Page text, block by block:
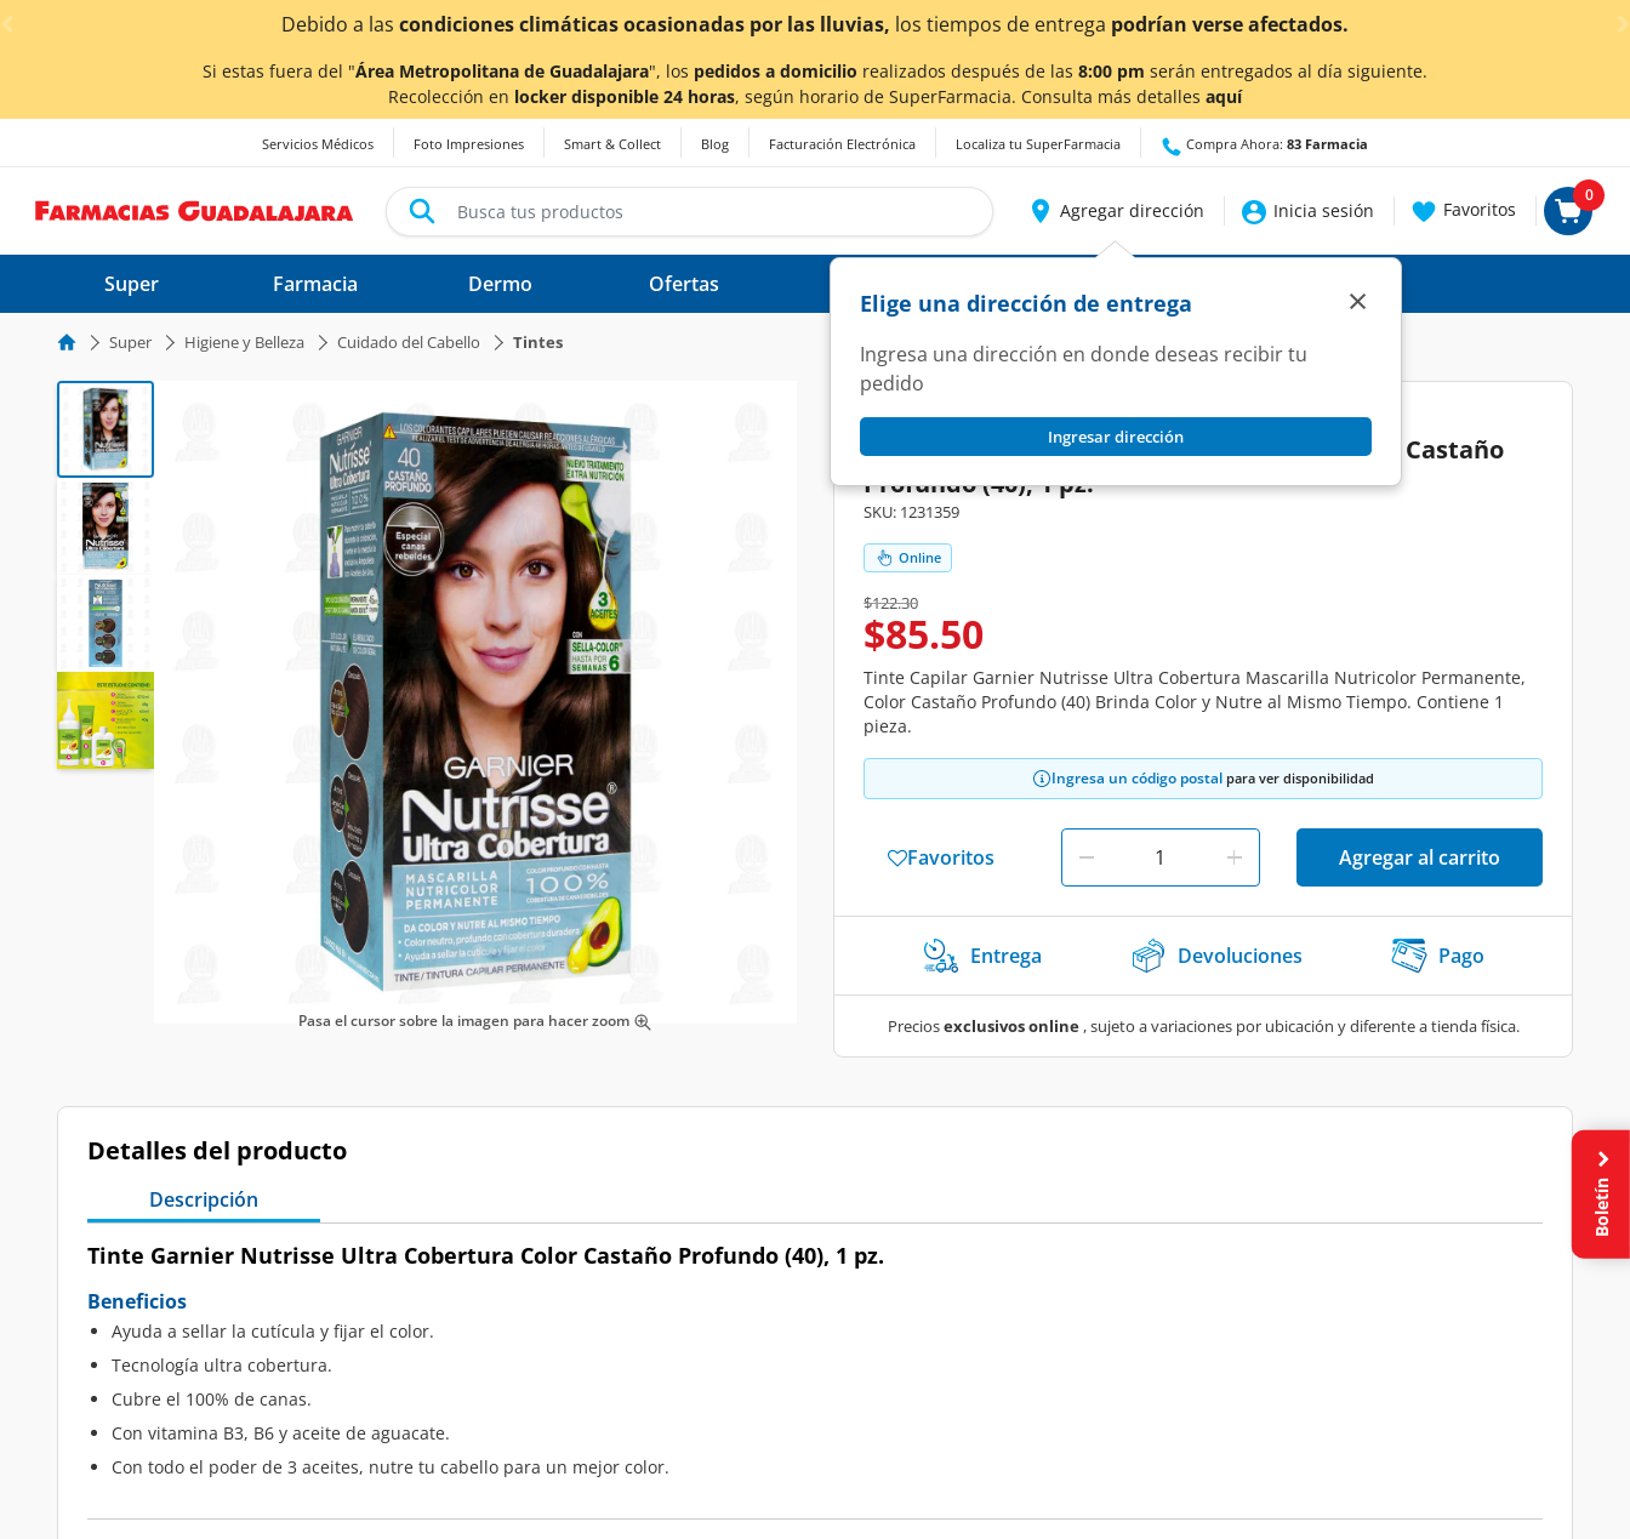
< div class="carousel-inner">
tiempos de entrega podrían verse afectados. ¡Ahora también en Aguascalientes!
Si estas fuera del "Área Metropolitana de Guadalajara", los pedidos a domicilio realizados después de las 8:00 pm serán entregados al día siguiente.
Recolección en locker disponible 24 horas, según horario de SuperFarmacia. Consulta más detalles aquí
Servicios Médicos Foto Impresiones Smart & Collect Blog Facturación Electrónica Localiza tu SuperFarmacia Compra Ahora: 83 Farmacia
Agregar dirección
Elige una dirección de entrega
Ingresa una dirección en donde deseas recibir tu
pedido
Ingresar dirección
×
Inicia sesión Favoritos
0
Super Farmacia Dermo Ofertas
Super Higiene y Belleza Cuidado del Cabello Tintes
Pasa el cursor sobre la imagen para hacer zoom
NUTRISSE
Tinte Garnier Nutrisse Ultra Cobertura Color Castaño
Profundo (40), 1 pz.
SKU: 1231359
Online
Price reduced from
$122.30to
$85.50
Tinte Capilar Garnier Nutrisse Ultra Cobertura Mascarilla Nutricolor Permanente,
Color Castaño Profundo (40) Brinda Color y Nutre al Mismo Tiempo. Contiene 1
pieza.
Ingresa un código postal para ver disponibilidad
Favoritos Agregar al carrito
Entrega Devoluciones Pago
Preciosexclusivos online, sujeto a variaciones por ubicación y diferente a tienda física.
Detalles del producto
Descripción
Tinte Garnier Nutrisse Ultra Cobertura Color Castaño Profundo (40), 1 pz.
Beneficios
Ayuda a sellar la cutícula y fijar el color.
Tecnología ultra cobertura.
Cubre el 100% de canas.
Con vitamina B3, B6 y aceite de aguacate.
Con todo el poder de 3 aceites, nutre tu cabello para un mejor color.
Boletín